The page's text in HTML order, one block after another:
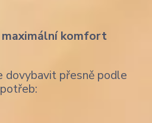
komfort
dovybavit přesně podle
potřeb: